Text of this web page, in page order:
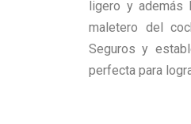
ligero y además
maletero del
Seguros y
perfecta para